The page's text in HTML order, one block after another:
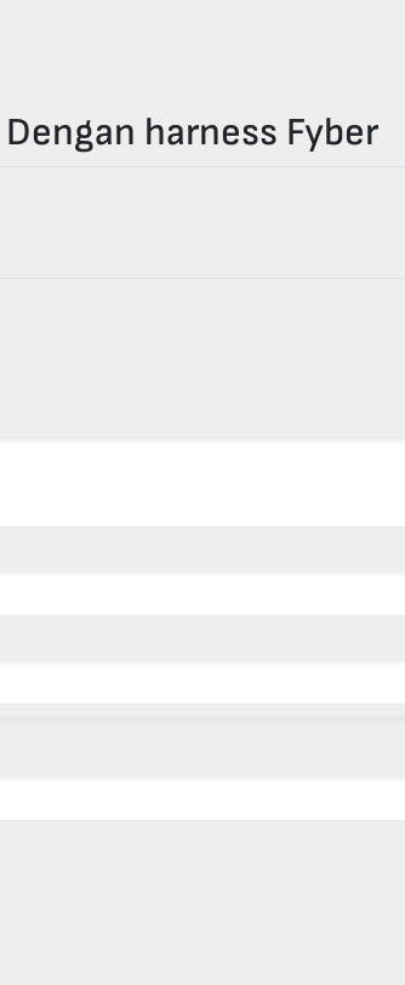
harness Fyber